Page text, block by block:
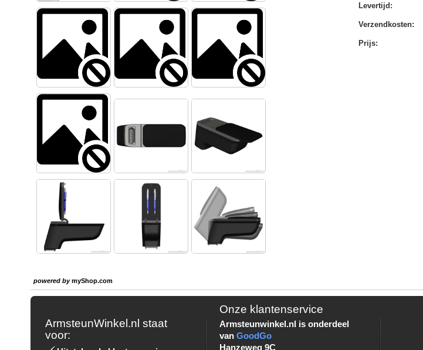
Levertijd :
Verzendkosten:
Prijs:
powered bymyShop.com
ArmsteunWinkel.nl staat
voor:
Onze klantenservice
Armsteunwinkel.nl is onderdeel
vanGoodGo
Hanzeweg 9C